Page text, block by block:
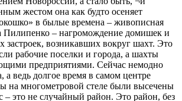
жестом она как будто осеняет
в былые времена – живописная
Пилипенко – нагромождение домишек и
застроек, возникавших вокруг шахт. Это
рабочие поселки и города, а шахты
предприятиями. Сейчас немодно
а ведь долгое время в самом центре
на многометровой стеле были высечены
– это не случайный район. Это район, без